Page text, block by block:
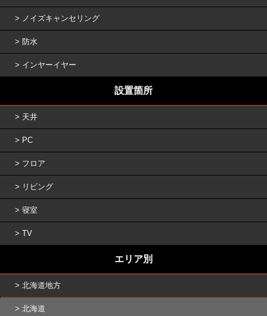
ノイズキャンセリング
防水
インヤーイヤー
設置箇所
天井
PC
フロア
リビング
寝室
TV
エリア別
北海道地方
北海道